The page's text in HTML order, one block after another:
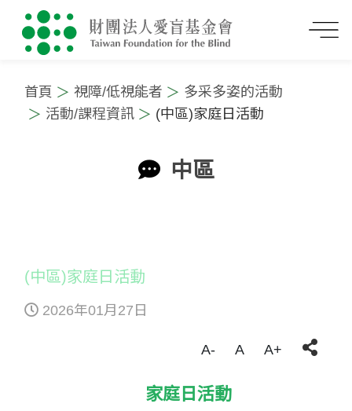
首頁 視障/低視能者
多采多姿的活動
活動/課程資訊
(中區)家庭日活動
中區
(中區)家庭日活動
2026年01月27日
A- A A+
家庭日活動